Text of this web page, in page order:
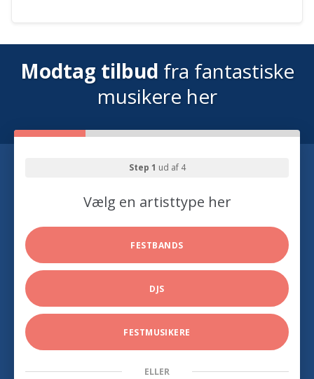
Modtag tilbud fra fantastiske
musikere her
Step 1 ud af 4
Vælg en artisttype her
FESTBANDS
DJS
FESTMUSIKERE
ELLER